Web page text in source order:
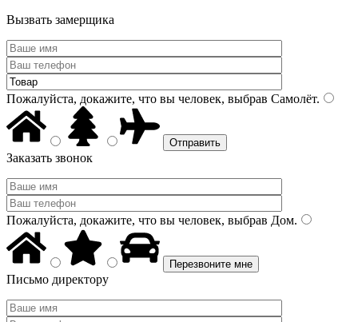
Вызвать замерщика
Пожалуйста, докажите, что вы человек, выбрав Самолёт.
Заказать звонок
Пожалуйста, докажите, что вы человек, выбрав Дом.
Письмо директору